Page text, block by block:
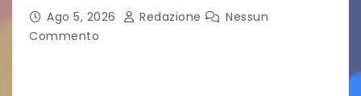
PERCORSI, FERMATE E ORARIO
Ago 5, 2026 Redazione
Nessun
Commento